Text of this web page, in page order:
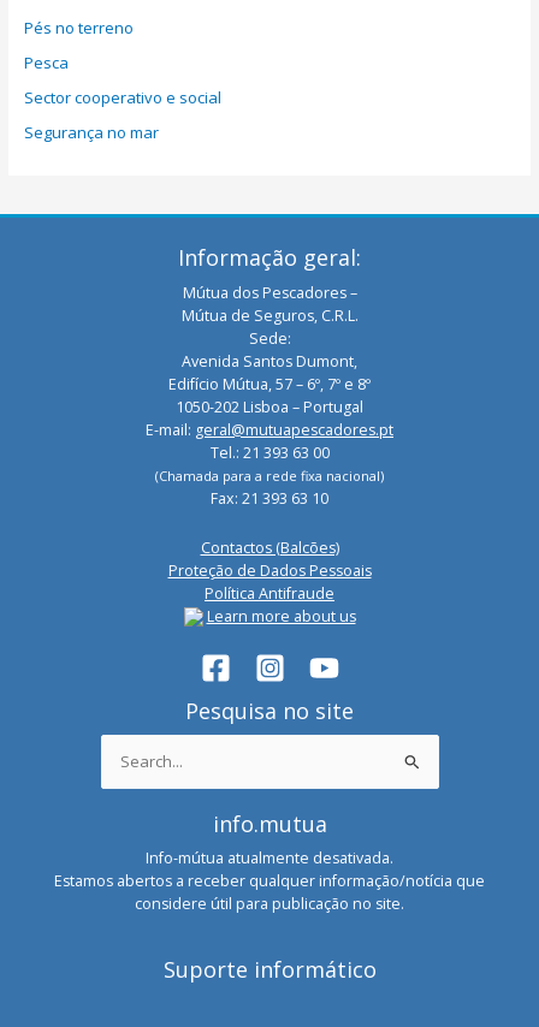
Pés no terreno
Pesca
Sector cooperativo e social
Segurança no mar
Informação geral:
Mútua dos Pescadores –
Mútua de Seguros, C.R.L.
Sede:
Avenida Santos Dumont,
Edifício Mútua, 57 – 6º, 7º e 8º
1050-202 Lisboa – Portugal
E-mail: geral@mutuapescadores.pt
Tel.: 21 393 63 00
(Chamada para a rede fixa nacional)
Fax: 21 393 63 10
Contactos (Balcões)
Proteção de Dados Pessoais
Política Antifraude
Learn more about us
Pesquisa no site
Search
for:
info.mutua
Info-mútua atualmente desativada.
Estamos abertos a receber qualquer informação/notícia que
considere útil para publicação no site.
Suporte informático